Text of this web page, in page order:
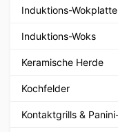
Induktions-
Induktions-Woks
Keramische Herde
Kochfelder
Kontaktgrills &